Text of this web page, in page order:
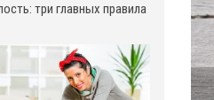
три главных правила